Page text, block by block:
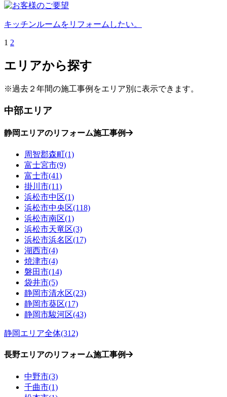
キッチンルームをリフォームしたい。
1 2
エリアから探す
※過去２年間の施工事例をエリア別に表示できます。
中部エリア
静岡エリアのリフォーム施工事例
周智郡森町(1)
富士宮市(9)
富士市(41)
掛川市(11)
浜松市中区(1)
浜松市中央区(118)
浜松市南区(1)
浜松市天竜区(3)
浜松市浜名区(17)
湖西市(4)
焼津市(4)
磐田市(14)
袋井市(5)
静岡市清水区(23)
静岡市葵区(17)
静岡市駿河区(43)
静岡エリア全体(312)
長野エリアのリフォーム施工事例
中野市(3)
千曲市(1)